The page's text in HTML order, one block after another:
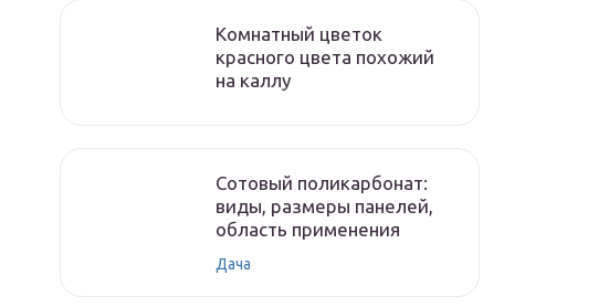
Комнатный цветок
красного цвета похожий
на каллу
Сотовый поликарбонат:
виды, размеры панелей,
область применения
Дача